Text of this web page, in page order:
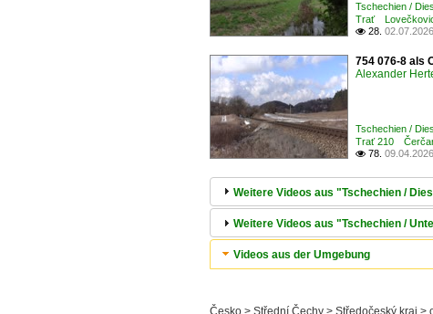
Tschechien /
Trať
 28. 02.07.2026
754 076-8 als
Alexander
Tschechien /
Trať 210
 78. 09.04.2026
Weitere Videos aus "Tschechien /
Weitere Videos aus "Tschechien /
Videos aus der Umgebung
Česko > Střední Čechy > Středočeský kraj